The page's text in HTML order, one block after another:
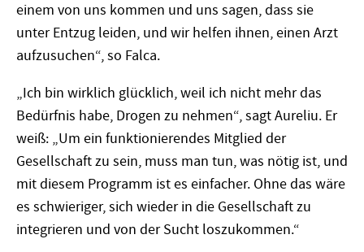
einem von uns kommen und uns sagen, dass sie
unter Entzug leiden, und wir helfen ihnen, einen Arzt
aufzusuchen“, so Falca.
„Ich bin wirklich glücklich, weil ich nicht mehr das
Bedürfnis habe, Drogen zu nehmen“, sagt Aureliu. Er
weiß: „Um ein funktionierendes Mitglied der
Gesellschaft zu sein, muss man tun, was nötig ist, und
mit diesem Programm ist es einfacher. Ohne das wäre
es schwieriger, sich wieder in die Gesellschaft zu
integrieren und von der Sucht loszukommen.“